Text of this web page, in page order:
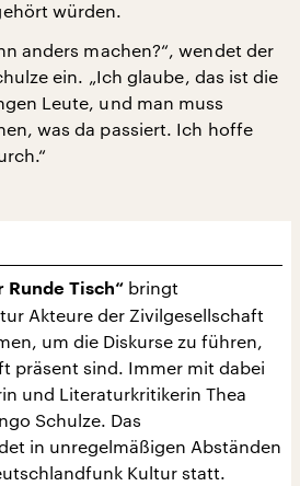
würden.
anders machen?“, wendet der
ein. „Ich glaube, das ist die
Leute, und man muss
was da passiert. Ich hoffe
Runde Tisch“ bringt
Akteure der Zivilgesellschaft
um die Diskurse zu führen,
präsent sind. Immer mit dabei
und Literaturkritikerin Thea
Schulze. Das
in unregelmäßigen Abständen
Kultur statt.